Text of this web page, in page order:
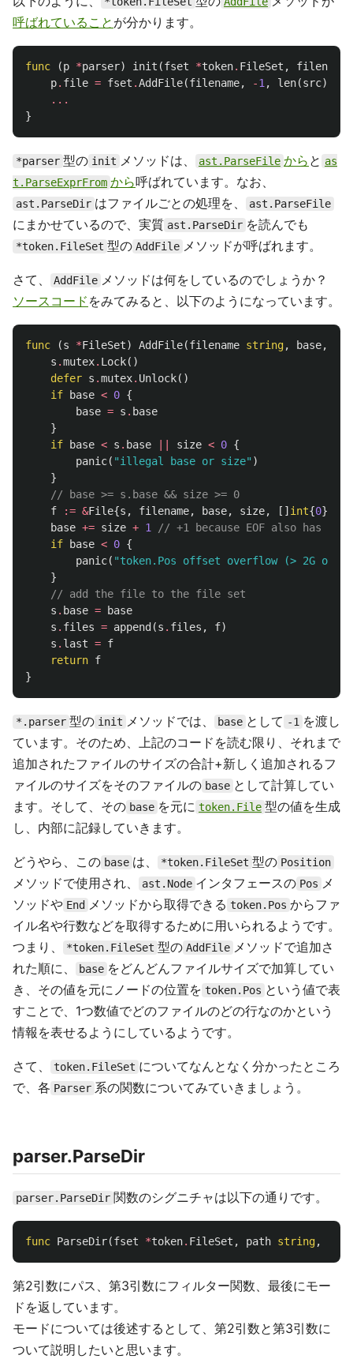
呼ばれていること が分かります。
func (p *parser) init (fset *token. FileSet ,
filename
p. file = fset .AddFile(filename, -1 , len(src))
...
}
*parser 型の init メソッドは、 ast.ParseFile から と as
t.ParseExprFrom から呼ばれています。なお、
ast.ParseDir はファイルごとの処理を、 ast.ParseFile
にまかせているので、実質 ast.ParseDir を読んでも
*token.FileSet 型の AddFile メソッドが呼ばれます。
さて、 AddFile メソッドは何をしているのでしょうか？
ソースコード をみてみると、以下のようになっています。
func (s *FileSet) AddFile(filename string, base,
s .mutex. Lock()
defer s .mutex. Unlock()
if
base < 0 {
base = s . base
}
if
base < s . base size < 0 {
panic( "illegal base or size" )
}
// base >= s.base && size >= 0
f
:= &File{s , filename, base, size, [] int{0},
base += size + 1
// +1 because EOF also has a
if
base < 0 {
panic( "token.Pos offset overflow (> 2G of
}
// add the file to the file set
s . base =
base
s . files = append (s . files , f)
s . last = f
return f
}
*.parser 型の init メソッドでは、 base として -1 を渡し
ています。そのため、上記のコードを読む限り、それまで
追加されたファイルのサイズの合計+新しく追加されるフ
ァイルのサイズをそのファイルの base として計算してい
ます。そして、その base を元に token.File 型の値を生成
し、内部に記録していきます。
どうやら、この base は、 *token.FileSet 型の Position
メソッドで使用され、 ast.Node インタフェースの Pos メ
ソッドや End メソッドから取得できる token.Pos からファ
イル名や行数などを取得するために用いられるようです。
つまり、
*token.FileSet 型の AddFile メソッドで追加さ
れた順に、
base をどんどんファイルサイズで加算してい
き、その値を元にノードの位置を token.Pos という値で表
すことで、1つ数値でどのファイルのどの行なのかという
情報を表せるようにしているようです。
さて、 token.FileSet についてなんとなく分かったところ
で、各 Parser 系の関数についてみていきましょう。
parser.ParseDir
parser.ParseDir 関数のシグニチャは以下の通りです。
func ParseDir(fset *token. FileSet , path string,
第2引数にパス、第3引数にフィルター関数、最後にモー
ドを返しています。
モードについては後述するとして、第2引数と第3引数に
ついて説明したいと思います。